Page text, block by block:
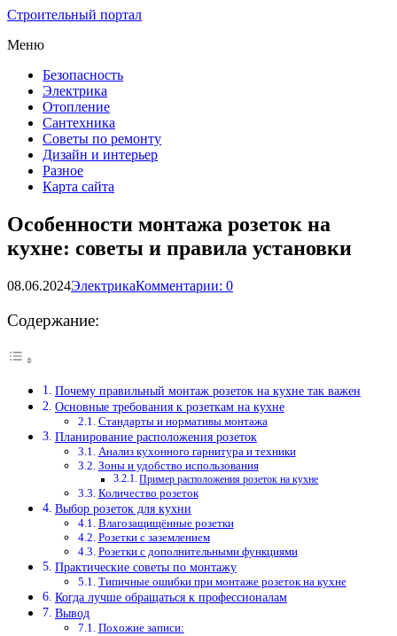
Строительный портал
Меню
Безопасность
Электрика
Отопление
Сантехника
Советы по ремонту
Дизайн и интерьер
Разное
Карта сайта
Особенности монтажа розеток на
кухне: советы и правила установки
08.06.2024ЭлектрикаКомментарии: 0
Содержание:
Почему правильный монтаж розеток на кухне так важен
Основные требования к розеткам на кухне
Стандарты и нормативы монтажа
Планирование расположения розеток
Анализ кухонного гарнитура и техники
Зоны и удобство использования
Пример расположения розеток на кухне
Количество розеток
Выбор розеток для кухни
Влагозащищённые розетки
Розетки с заземлением
Розетки с дополнительными функциями
Практические советы по монтажу
Типичные ошибки при монтаже розеток на кухне
Когда лучше обращаться к профессионалам
Вывод
Похожие записи: